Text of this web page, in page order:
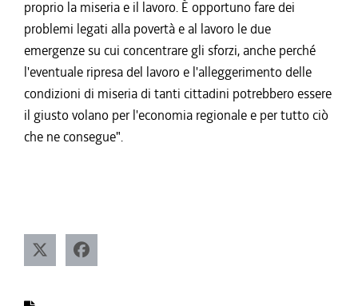
proprio la miseria e il lavoro. È opportuno fare dei
problemi legati alla povertà e al lavoro le due
emergenze su cui concentrare gli sforzi, anche perché
l'eventuale ripresa del lavoro e l'alleggerimento delle
condizioni di miseria di tanti cittadini potrebbero essere
il giusto volano per l'economia regionale e per tutto ciò
che ne consegue".